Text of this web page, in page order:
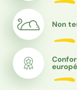
Non